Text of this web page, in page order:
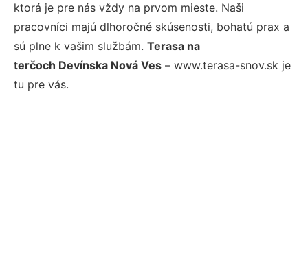
ktorá je pre nás vždy na prvom mieste. Naši
pracovníci majú dlhoročné skúsenosti, bohatú prax a
sú plne k vašim službám. Terasa na
terčoch Devínska Nová Ves – www.terasa-snov.sk je
tu pre vás.